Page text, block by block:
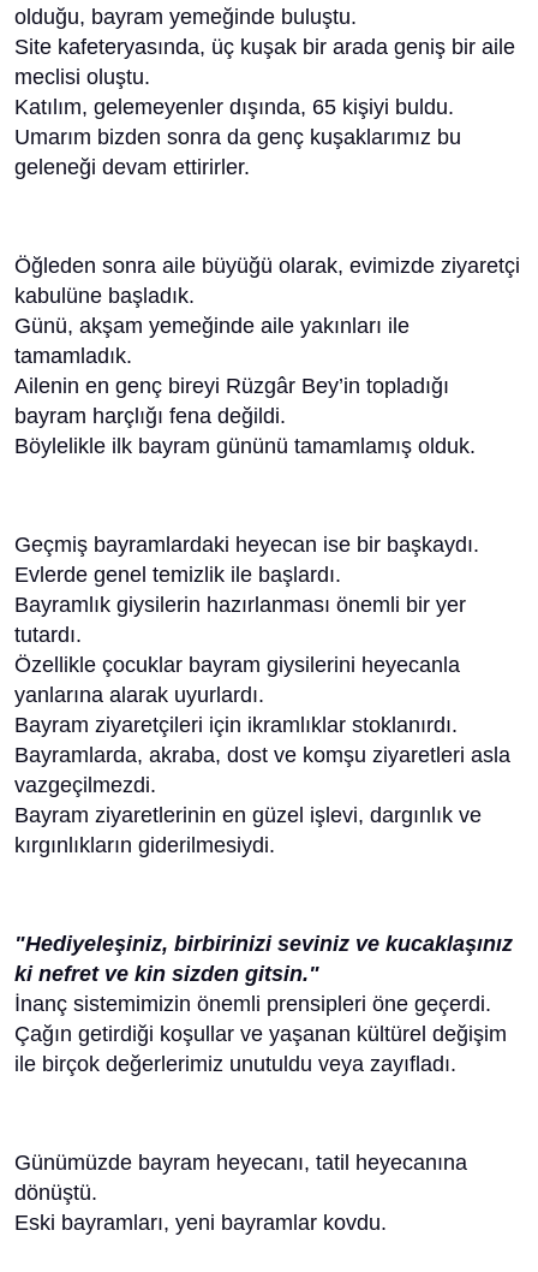
olduğu, bayram yemeğinde buluştu.
Site kafeteryasında, üç kuşak bir arada geniş bir aile
meclisi oluştu.
Katılım, gelemeyenler dışında, 65 kişiyi buldu.
Umarım bizden sonra da genç kuşaklarımız bu
geleneği devam ettirirler.
Öğleden sonra aile büyüğü olarak, evimizde ziyaretçi
kabulüne başladık.
Günü, akşam yemeğinde aile yakınları ile
tamamladık.
Ailenin en genç bireyi Rüzgâr Bey’in topladığı
bayram harçlığı fena değildi.
Böylelikle ilk bayram gününü tamamlamış olduk.
Geçmiş bayramlardaki heyecan ise bir başkaydı.
Evlerde genel temizlik ile başlardı.
Bayramlık giysilerin hazırlanması önemli bir yer
tutardı.
Özellikle çocuklar bayram giysilerini heyecanla
yanlarına alarak uyurlardı.
Bayram ziyaretçileri için ikramlıklar stoklanırdı.
Bayramlarda, akraba, dost ve komşu ziyaretleri asla
vazgeçilmezdi.
Bayram ziyaretlerinin en güzel işlevi, dargınlık ve
kırgınlıkların giderilmesiydi.
"Hediyeleşiniz, birbirinizi seviniz ve kucaklaşınız
ki nefret ve kin sizden gitsin."
İnanç sistemimizin önemli prensipleri öne geçerdi.
Çağın getirdiği koşullar ve yaşanan kültürel değişim
ile birçok değerlerimiz unutuldu veya zayıfladı.
Günümüzde bayram heyecanı, tatil heyecanına
dönüştü.
Eski bayramları, yeni bayramlar kovdu.